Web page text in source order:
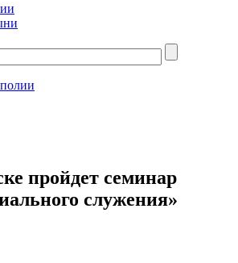
пройдет семинар
служения»